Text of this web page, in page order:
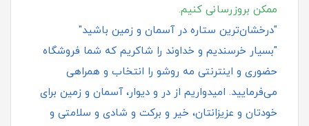
ممکن بروزرسانی کنیم.
"درخشان‌ترین ستاره در آسمان و زمین باشید"
"بسیار خرسندیم و خداوند را شاکریم که شما فروشگاه
حضوری و اینترنتی مه روشو را انتخاب و همراهی
می‌فرمایید. امیدواریم از در و دیوار، آسمان و زمین برای
خودتان و عزیزانتان، خیر و برکت و شادی و سلامتی و